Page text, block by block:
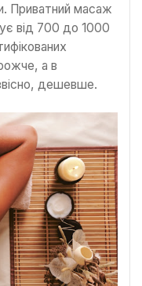
Приватний масаж
від 700 до 1000
а в
дешевше.